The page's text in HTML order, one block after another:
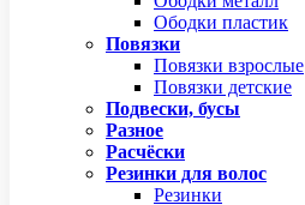
Ободки пластик
Повязки
Повязки взрослые
Повязки детские
Подвески, бусы
Разное
Расчёски
Резинки для волос
Резинки